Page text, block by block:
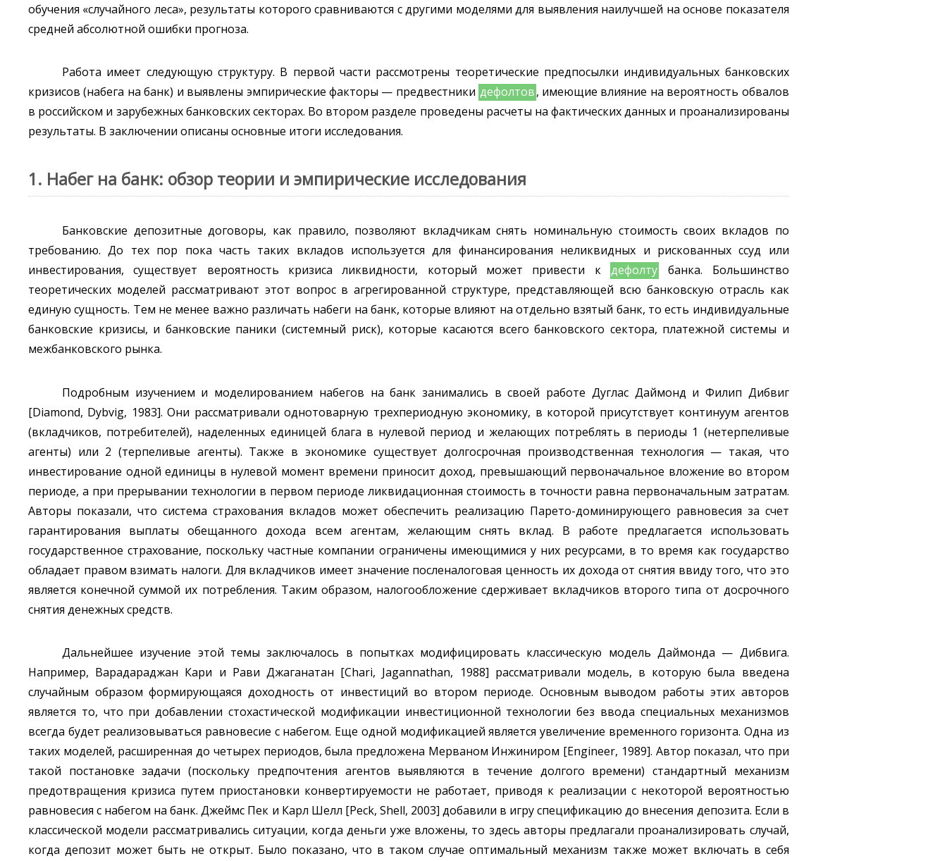
обучения «случайного леса», результаты которого сравниваются с другими моделями для выявления наилучшей на основе показателя
средней абсолютной ошибки прогноза.
Работа имеет следующую структуру. В первой части рассмотрены теоретические предпосылки индивидуальных банковских
кризисов (набега на банк) и выявлены эмпирические факторы — предвестники дефолтов, имеющие влияние на вероятность обвалов
в российском и зарубежных банковских секторах. Во втором разделе проведены расчеты на фактических данных и проанализированы
результаты. В заключении описаны основные итоги исследования.
1. Набег на банк: обзор теории и эмпирические исследования
Банковские депозитные договоры, как правило, позволяют вкладчикам снять номинальную стоимость своих вкладов по
требованию. До тех пор пока часть таких вкладов используется для финансирования неликвидных и рискованных ссуд или
инвестирования, существует вероятность кризиса ликвидности, который может привести к дефолту банка. Большинство
теоретических моделей рассматривают этот вопрос в агрегированной структуре, представляющей всю банковскую отрасль как
единую сущность. Тем не менее важно различать набеги на банк, которые влияют на отдельно взятый банк, то есть индивидуальные
банковские кризисы, и банковские паники (системный риск), которые касаются всего банковского сектора, платежной системы и
межбанковского рынка.
Подробным изучением и моделированием набегов на банк занимались в своей работе Дуглас Даймонд и Филип Дибвиг
[Diamond, Dybvig, 1983]. Они рассматривали однотоварную трехпериодную экономику, в которой присутствует континуум агентов
(вкладчиков, потребителей), наделенных единицей блага в нулевой период и желающих потреблять в периоды 1 (нетерпеливые
агенты) или 2 (терпеливые агенты). Также в экономике существует долгосрочная производственная технология — такая, что
инвестирование одной единицы в нулевой момент времени приносит доход, превышающий первоначальное вложение во втором
периоде, а при прерывании технологии в первом периоде ликвидационная стоимость в точности равна первоначальным затратам.
Авторы показали, что система страхования вкладов может обеспечить реализацию Парето-доминирующего равновесия за счет
гарантирования выплаты обещанного дохода всем агентам, желающим снять вклад. В работе предлагается использовать
государственное страхование, поскольку частные компании ограничены имеющимися у них ресурсами, в то время как государство
обладает правом взимать налоги. Для вкладчиков имеет значение посленалоговая ценность их дохода от снятия ввиду того, что это
является конечной суммой их потребления. Таким образом, налогообложение сдерживает вкладчиков второго типа от досрочного
снятия денежных средств.
Дальнейшее изучение этой темы заключалось в попытках модифицировать классическую модель Даймонда — Дибвига.
Например, Варадараджан Кари и Рави Джаганатан [Chari, Jagannathan, 1988] рассматривали модель, в которую была введена
случайным образом формирующаяся доходность от инвестиций во втором периоде. Основным выводом работы этих авторов
является то, что при добавлении стохастической модификации инвестиционной технологии без ввода специальных механизмов
всегда будет реализовываться равновесие с набегом. Еще одной модификацией является увеличение временного горизонта. Одна из
таких моделей, расширенная до четырех периодов, была предложена Мерваном Инжиниром [Engineer, 1989]. Автор показал, что при
такой постановке задачи (поскольку предпочтения агентов выявляются в течение долгого времени) стандартный механизм
предотвращения кризиса путем приостановки конвертируемости не работает, приводя к реализации с некоторой вероятностью
равновесия с набегом на банк. Джеймс Пек и Карл Шелл [Peck, Shell, 2003] добавили в игру спецификацию до внесения депозита. Если в
классической модели рассматривались ситуации, когда деньги уже вложены, то здесь авторы предлагали проанализировать случай,
когда депозит может быть не открыт. Было показано, что в таком случае оптимальный механизм также может включать в себя